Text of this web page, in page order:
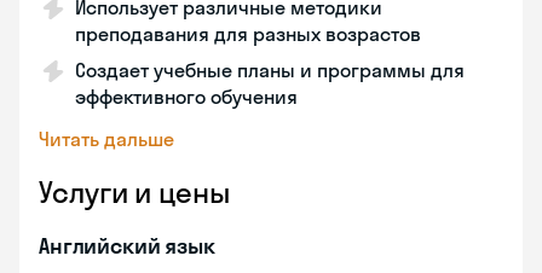
Использует различные методики
преподавания для разных возрастов
Создает учебные планы и программы для
эффективного обучения
Читать дальше
Услуги и цены
Английский язык